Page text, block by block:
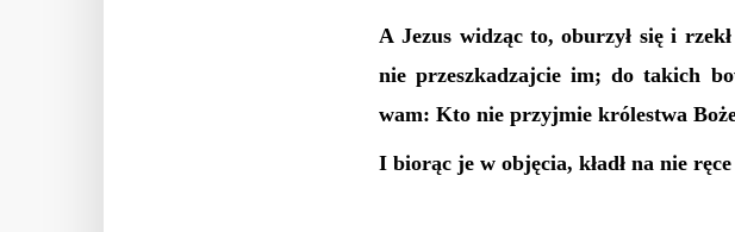
A Jezus widząc to, oburzył się i
nie przeszkadzajcie im; do takich
wam: Kto nie przyjmie królestwa
I biorąc je w objęcia, kładł na nie ręce